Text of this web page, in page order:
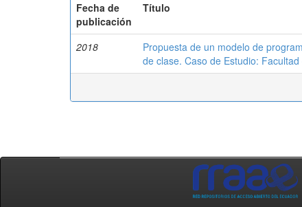
Fecha de
publicación
Título
2018
Propuesta de un modelo de
de clase. Caso de Estudio: